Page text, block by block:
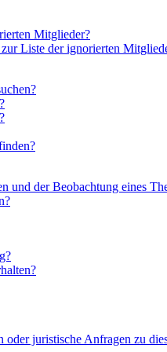
Mitglieder?
Liste der ignorierten
und der Beobachtung eines
juristische Anfragen zu